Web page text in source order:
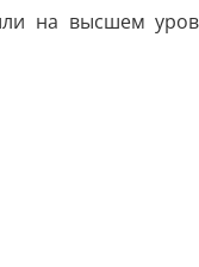
на высшем